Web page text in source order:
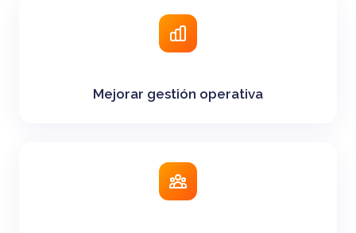
Mejorar gestión operativa